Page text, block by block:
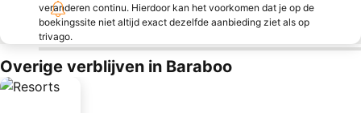
veranderen continu. Hierdoor kan het voorkomen dat je op de
boekingssite niet altijd exact dezelfde aanbieding ziet als op
trivago.
Overige verblijven in Baraboo